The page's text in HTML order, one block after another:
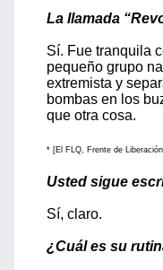
La llamada
Sí. Fue tranquila
pequeño grupo
extremista y
bombas en los
que otra cosa.
* [El FLQ, Frente de
Usted sigue
Sí, claro.
¿Cuál es su